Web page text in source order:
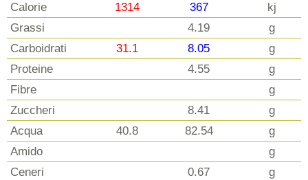
Calorie
1314 367
kj
Grassi
4.19
g
Carboidrati
31.1 8.05
g
Proteine
4.55
g
Fibre
g
Zuccheri
8.41
g
Acqua
40.8 82.54
g
Amido
g
Ceneri
0.67
g